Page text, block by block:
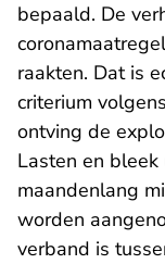
bepaald. De
raakten. Dat is
criterium
ontving de
Lasten en
maandenlang
worden
verband is